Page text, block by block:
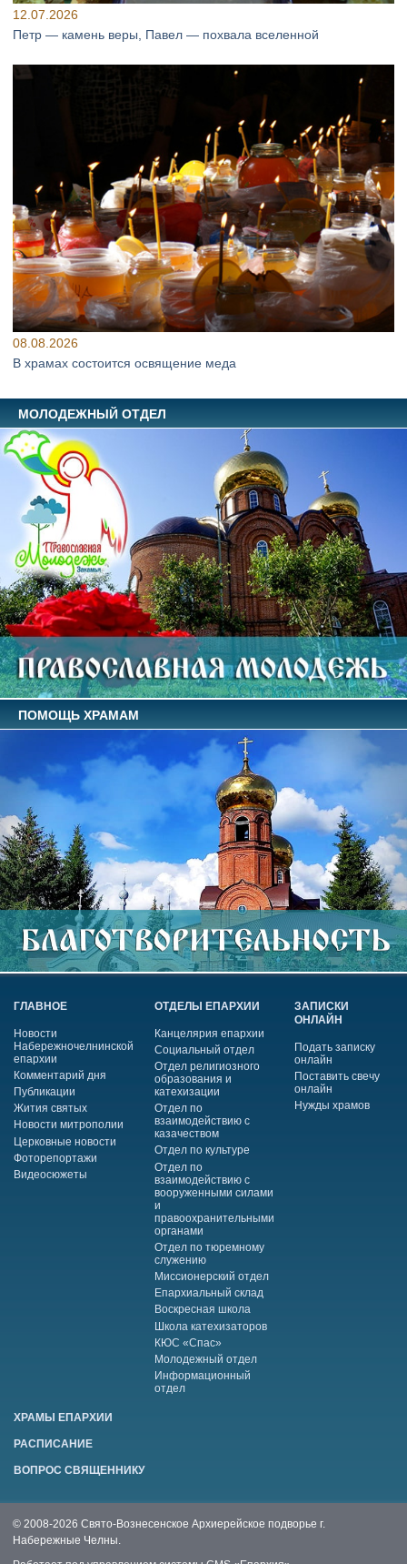
12.07.2026
Петр — камень веры, Павел — похвала вселенной
08.08.2026
В храмах состоится освящение меда
МОЛОДЕЖНЫЙ ОТДЕЛ
ПОМОЩЬ ХРАМАМ
ГЛАВНОЕ
Новости
Набережночелнинской
епархии
Комментарий дня
Публикации
Жития святых
Новости митрополии
Церковные новости
Фоторепортажи
Видеосюжеты
ОТДЕЛЫ ЕПАРХИИ
Канцелярия епархии
Социальный отдел
Отдел религиозного
образования и
катехизации
Отдел по
взаимодействию с
казачеством
Отдел по культуре
Отдел по
взаимодействию с
вооруженными силами
и
правоохранительными
органами
Отдел по тюремному
служению
Миссионерский отдел
Епархиальный склад
Воскресная школа
Школа катехизаторов
КЮС «Спас»
Молодежный отдел
Информационный
отдел
ЗАПИСКИ
ОНЛАЙН
Подать записку
онлайн
Поставить свечу
онлайн
Нужды храмов
ХРАМЫ ЕПАРХИИ
РАСПИСАНИЕ
ВОПРОС СВЯЩЕННИКУ
© 2008-2026 Свято-Вознесенское Архиерейское подворье г.
Набережные Челны.